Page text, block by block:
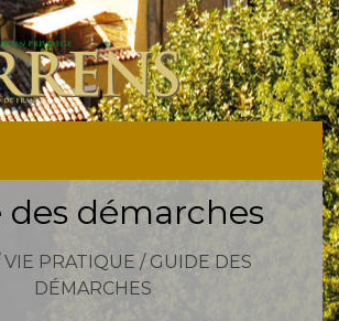
des démarches
VIE PRATIQUE / GUIDE DES
DÉMARCHES